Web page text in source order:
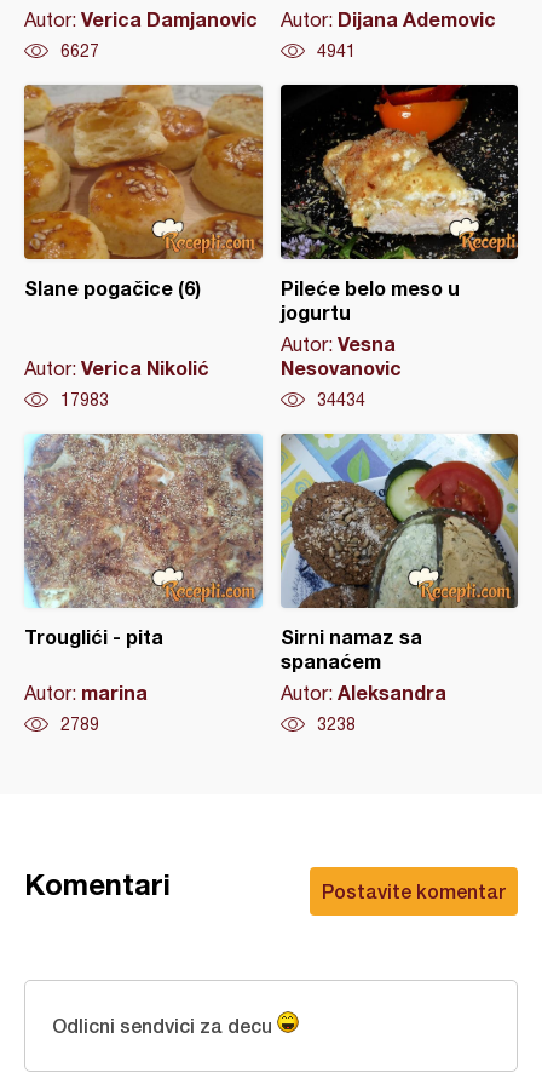
Autor: Verica Damjanovic
6627
Autor: Dijana Ademovic
4941
Slane pogačice (6)
Autor: Verica Nikolić
17983
Pileće belo meso u
jogurtu
Autor: Vesna
Nesovanovic
34434
Trouglići - pita
Autor: marina
2789
Sirni namaz sa
spanaćem
Autor: Aleksandra
3238
Postavite komentar
Komentari
Odlicni sendvici za decu